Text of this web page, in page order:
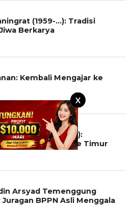
X
(1959-…): Tradisi
Berkarya
Kembali Mengajar ke
Djafar (1959-…):
Karya sampai ke Timur
Arsyad Temenggung
Juragan BPPN Asli Menggala